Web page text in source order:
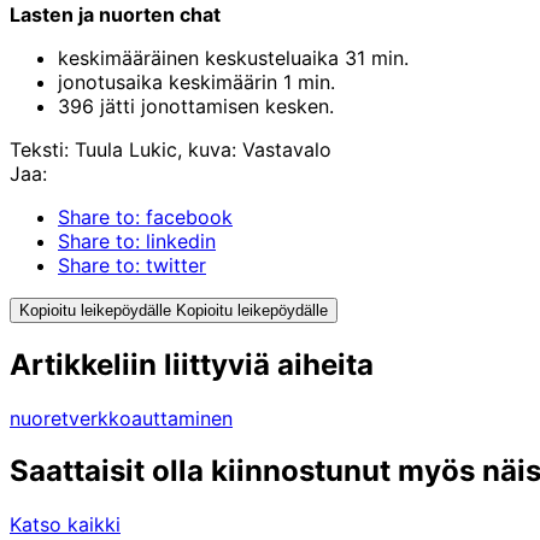
Lasten ja nuorten chat
keskimääräinen keskusteluaika 31 min.
jonotusaika keskimäärin 1 min.
396 jätti jonottamisen kesken.
Teksti: Tuula Lukic, kuva: Vastavalo
Jaa:
Share to: facebook
Share to: linkedin
Share to: twitter
Kopioitu leikepöydälle Kopioitu leikepöydälle
Artikkeliin liittyviä aiheita
nuoretverkkoauttaminen
Saattaisit olla kiinnostunut myös
Katso kaikki